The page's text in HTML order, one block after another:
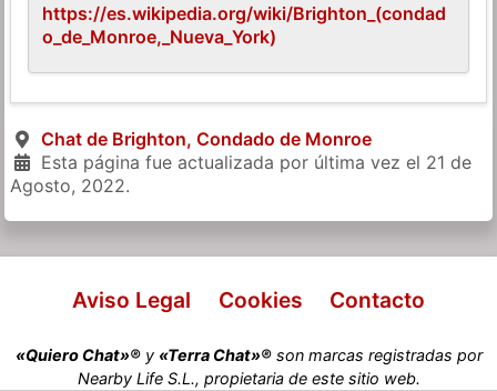
https://es.wikipedia.org/wiki/Brighton_(condad
o_de_Monroe,_Nueva_York)
Chat de Brighton, Condado de Monroe
Esta página fue actualizada por última vez el 21 de
Agosto, 2022.
Aviso Legal Cookies Contacto
«Quiero Chat»®y «Terra Chat»®son marcas registradas por
Nearby Life S.L., propietaria de este sitio web.